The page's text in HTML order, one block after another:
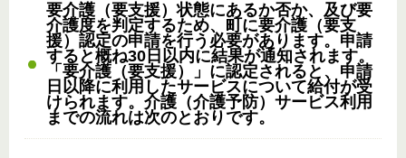
要介護（要支援）状態にあるか否か、及び要
介護度を判定するため、町に要介護（要支
援）認定の申請を行う必要があります。申請
すると概ね30日以内に結果が通知されます。
「要介護（要支援）」に認定されると、申請
日以降に利用したサービスについて給付が受
けられます。介護（介護予防）サービス利用
までの流れは次のとおりです。